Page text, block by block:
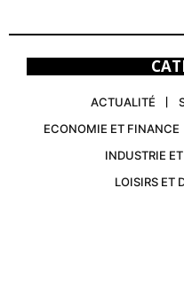
ACTUALITÉ
ECONOMIE ET FINANCE
INDUSTRIE
LOISIRS ET